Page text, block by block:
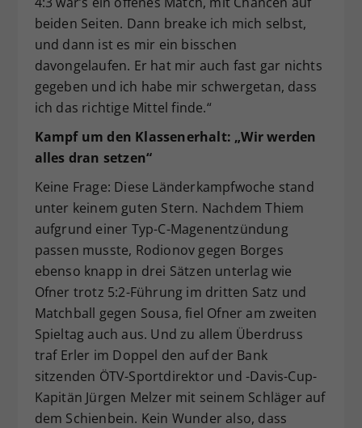
beiden Seiten. Dann breake ich mich selbst,
und dann ist es mir ein bisschen
davongelaufen. Er hat mir auch fast gar nichts
gegeben und ich habe mir schwergetan, dass
ich das richtige Mittel finde.“
Kampf um den Klassenerhalt: „Wir werden
alles dran setzen“
Keine Frage: Diese Länderkampfwoche stand
unter keinem guten Stern. Nachdem Thiem
aufgrund einer Typ-C-Magenentzündung
passen musste, Rodionov gegen Borges
ebenso knapp in drei Sätzen unterlag wie
Ofner trotz 5:2-Führung im dritten Satz und
Matchball gegen Sousa, fiel Ofner am zweiten
Spieltag auch aus. Und zu allem Überdruss
traf Erler im Doppel den auf der Bank
sitzenden ÖTV-Sportdirektor und -Davis-Cup-
Kapitän Jürgen Melzer mit seinem Schläger auf
dem Schienbein. Kein Wunder also, dass